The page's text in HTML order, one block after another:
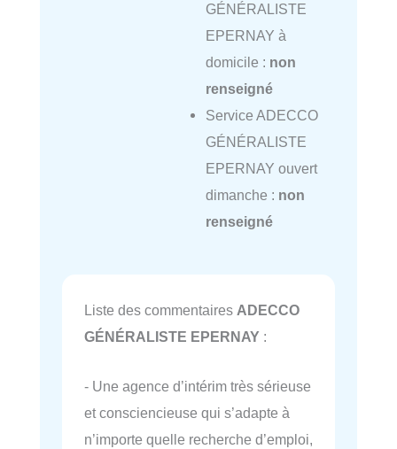
GÉNÉRALISTE
EPERNAY à
domicile : non
renseigné
Service ADECCO
GÉNÉRALISTE
EPERNAY ouvert
dimanche : non
renseigné
Liste des commentaires ADECCO
GÉNÉRALISTE EPERNAY :
- Une agence d’intérim très sérieuse
et consciencieuse qui s’adapte à
n’importe quelle recherche d’emploi,